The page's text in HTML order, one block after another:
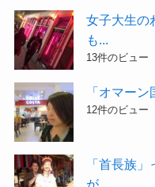
女子大生の
も...
13件のビュー
「オマー
12件のビュー
「首長族
が...